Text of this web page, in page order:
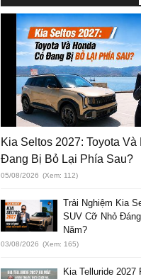
Kia Seltos 2027: Toyota Và
Đang Bị Bỏ Lại Phía Sau?
05/08/2026 (Xem: 112)
Trải Nghiệm Kia
SUV Cỡ Nhỏ
Năm?
03/08/2026 (Xem: 165)
Kia Telluride 2027